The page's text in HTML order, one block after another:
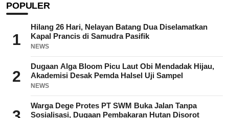
POPULER
1
Hilang 26 Hari, Nelayan Batang Dua Diselamatkan
Kapal Prancis di Samudra Pasifik
NEWS
2
Dugaan Alga Bloom Picu Laut Obi Mendadak Hijau,
Akademisi Desak Pemda Halsel Uji Sampel
NEWS
Warga Dege Protes PT SWM Buka Jalan Tanpa
Sosialisasi, Dugaan Pembakaran Hutan Disorot